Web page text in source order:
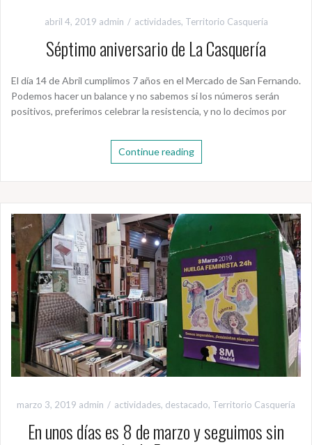
abril 4, 2019 admin actividades, Territorio Casquería
Séptimo aniversario de La Casquería
El día 14 de Abril cumplimos 7 años en el Mercado de San Fernando.
Podemos hacer un balance y no sabemos si los números serán
positivos, preferimos celebrar la resistencia, y no lo decimos por
Continue reading
marzo 3, 2019 admin actividades, destacado, Territorio Casquería
En unos días es 8 de marzo y seguimos sin